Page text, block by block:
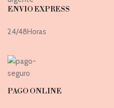
ENVIO EXPRESS
24/48Horas
PAGO ONLINE